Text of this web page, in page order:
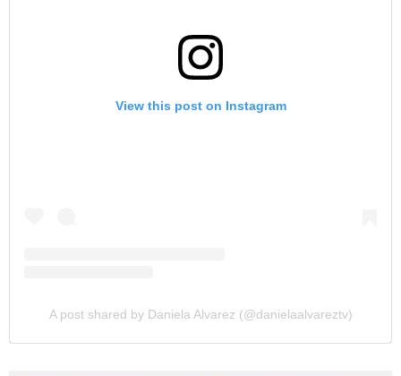
View this post on Instagram
A post shared by Daniela Alvarez (@danielaalvareztv)